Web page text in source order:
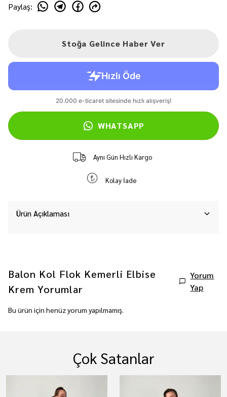
Paylaş:
Stoğa Gelince Haber Ver
WHATSAPP
Aynı Gün Hızlı Kargo
Kolay İade
Ürün Açıklaması
Balon Kol Flok Kemerli Elbise
Krem Yorumlar
Yorum
Yap
Bu ürün için henüz yorum yapılmamış.
Çok Satanlar